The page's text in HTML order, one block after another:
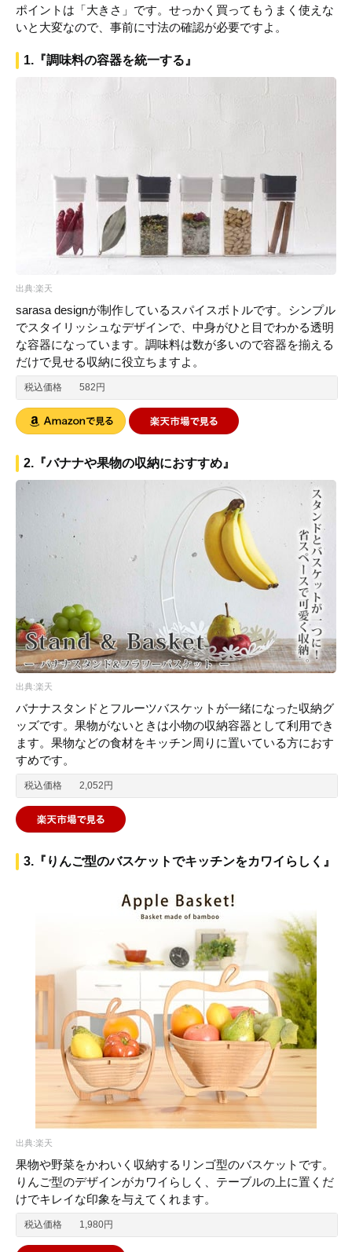
ポイントは「大きさ」です。せっかく買ってもうまく使えな
いと大変なので、事前に寸法の確認が必要ですよ。
1.『調味料の容器を統一する』
出典:楽天
sarasa designが制作しているスパイスボトルです。シンプル
でスタイリッシュなデザインで、中身がひと目でわかる透明
な容器になっています。調味料は数が多いので容器を揃える
だけで見せる収納に役立ちますよ。
税込価格 582円
2.『バナナや果物の収納におすすめ』
出典:楽天
バナナスタンドとフルーツバスケットが一緒になった収納グ
ッズです。果物がないときは小物の収納容器として利用でき
ます。果物などの食材をキッチン周りに置いている方におす
すめです。
税込価格 2,052円
3.『りんご型のバスケットでキッチンをカワイらしく』
出典:楽天
果物や野菜をかわいく収納するリンゴ型のバスケットです。
りんご型のデザインがカワイらしく、テーブルの上に置くだ
けでキレイな印象を与えてくれます。
税込価格 1,980円